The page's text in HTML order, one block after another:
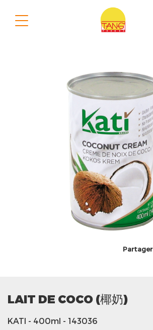
Partager
LAIT DE COCO (椰奶)
KATI - 400ml - 143036